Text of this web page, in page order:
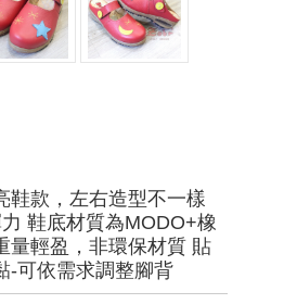
鞋款，左右造型不一樣
鞋底材質為MODO+橡
量輕盈，非環保材質 貼
-可依需求調整腳背